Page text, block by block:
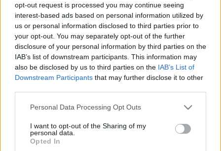
opt-out request is processed you may continue seeing
interest-based ads based on personal information utilized by
us or personal information disclosed to third parties prior to
your opt-out. You may separately opt-out of the further
disclosure of your personal information by third parties on the
IAB’s list of downstream participants. This information may
also be disclosed by us to third parties on the IAB’s List of
Downstream Participants that may further disclose it to other
Please note that this website/app uses one or more Google
not limited to your visit or usage behaviour. You may click to
grant or deny consent to Google and its third-party tags to
use your data for below specified purposes in below Google
Personal Data Processing Opt Outs
I want to opt-out of the Sharing of my
personal data.
Opted In
Blaskó Balázsa színház műsorpolitikájáról is
beszélt. "Az igazgatóként itt töltött első évadom azt a
megyei önkormányzathoz beadott nyertes
pályázatomban megfogalmaztam. A következő
szezonban a minőségi szórakoztatásra helyeztük a
hangsúlyt, eleget téve azoknak a visszajelzéseknek,